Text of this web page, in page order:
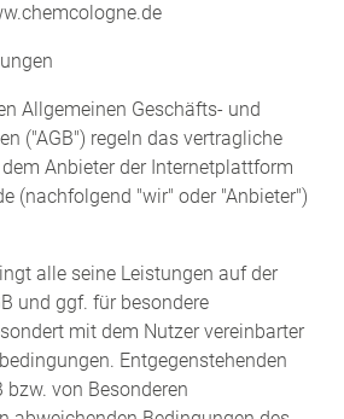
Allgemeinen Geschäfts- und
("AGB") regeln das vertragliche
Anbieter der Internetplattform
(nachfolgend "wir" oder "Anbieter")
alle seine Leistungen auf der
und ggf. für besondere
mit dem Nutzer vereinbarter
Entgegenstehenden
bzw. von Besonderen